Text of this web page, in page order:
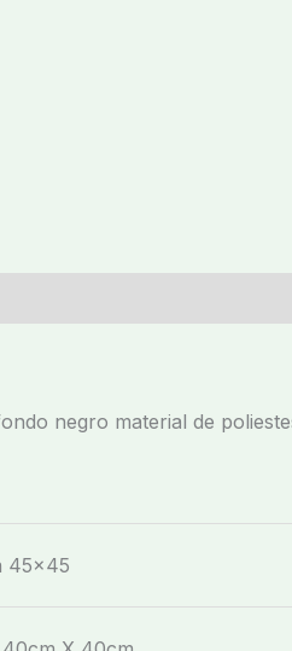
negro material de
45×45